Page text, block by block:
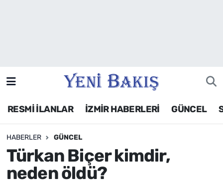
RESMİ İLANLAR İZMİR HABERLERİ GÜNCEL
HABERLER GÜNCEL
Türkan Biçer kimdir,
neden öldü?
Siyaset
Asayiş / Polis-Adliye
Spor